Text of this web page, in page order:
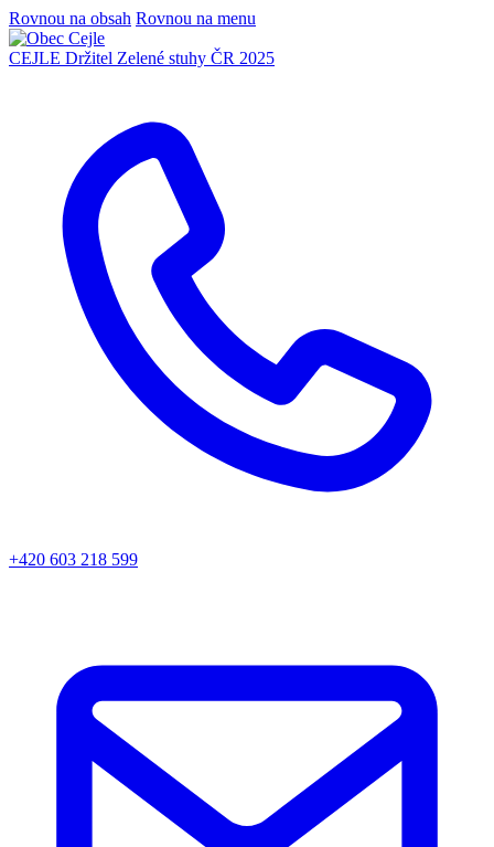
Rovnou na obsah Rovnou na menu
CEJLE Držitel Zelené stuhy ČR 2025
+420 603 218 599